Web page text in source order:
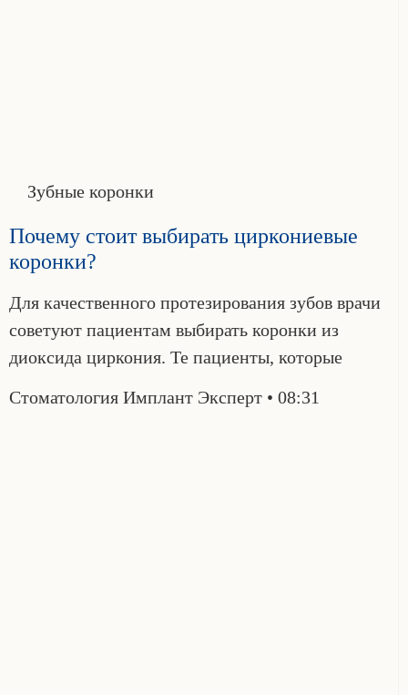
Зубные коронки
Почему стоит выбирать циркониевые
коронки?
Для качественного протезирования зубов врачи
советуют пациентам выбирать коронки из
диоксида циркония. Те пациенты, которые
Стоматология Имплант Эксперт 08:31